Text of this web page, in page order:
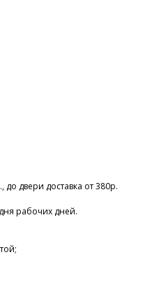
до двери доставка от 380р.
рабочих дней.